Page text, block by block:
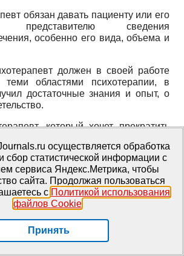
обязан давать пациенту или его
представителю сведения
особенно его вида, объема и
должен в своей работе
теми областями психотерапии, в
достаточные знания и опыт, о
который хочет прекратить
этом своих пациентов или их
чтобы они заранее
себе дальнейшее
лечение.
а также его помощники обязаны не
которые были им доверены или
осуществляется обработка
сбор статистической информации с
сервиса Яндекс.Метрика, чтобы
сайта. Продолжая пользоваться
с Политикой использования
файлов Cookie.
Принять